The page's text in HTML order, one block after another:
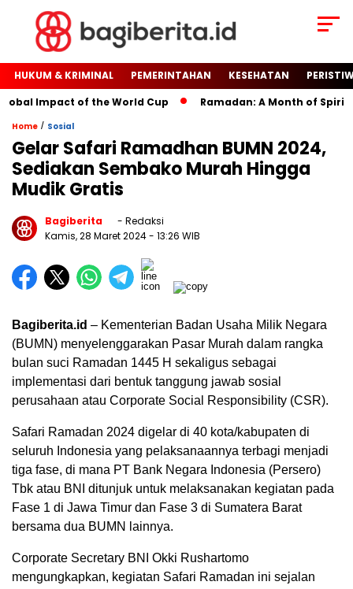
HUKUM & KRIMINAL PEMERINTAHAN KESEHATAN
Impact of the World Cup
Ramadan: A Month of
Home / Sosial
Gelar Safari Ramadhan BUMN 2024,
Sediakan Sembako Murah Hingga
Mudik Gratis
Bagiberita
- Redaksi
Kamis, 28 Maret 2024- 13:26 WIB
Bagiberita.id – Kementerian Badan Usaha Milik Negara
(BUMN) menyelenggarakan Pasar Murah dalam rangka
bulan suci Ramadan 1445 H sekaligus sebagai
implementasi dari bentuk tanggung jawab sosial
perusahaan atau Corporate Social Responsibility (CSR).
Safari Ramadan 2024 digelar di 40 kota/kabupaten di
seluruh Indonesia yang pelaksanaannya terbagi menjadi
tiga fase, di mana PT Bank Negara Indonesia (Persero)
Tbk atau BNI ditunjuk untuk melaksanakan kegiatan pada
Fase 1 di Jawa Timur dan Fase 3 di Sumatera Barat
bersama dua BUMN lainnya.
Corporate Secretary BNI Okki Rushartomo
mengungkapkan, kegiatan Safari Ramadan ini sejalan